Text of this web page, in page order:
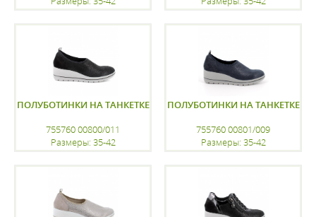
ПОЛУБОТИНКИ НА ТАНКЕТКЕ
755760 00800/011
Размеры: 35-42
ПОЛУБОТИНКИ НА ТАНКЕТКЕ
755760 00801/009
Размеры: 35-42